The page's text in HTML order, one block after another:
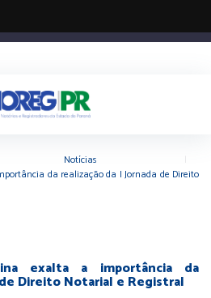
Notícias
da realização da I Jornada de Direito
exalta a importância da
Direito Notarial e Registral